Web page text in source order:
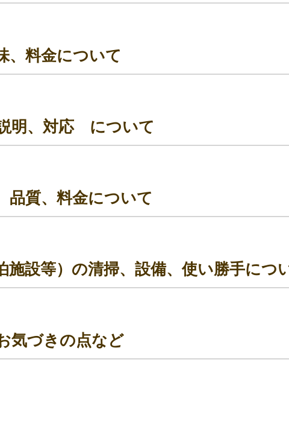
、料金について
明、対応 について
品質、料金について
施設等）の清掃、設備、使い勝手につ
気づきの点など